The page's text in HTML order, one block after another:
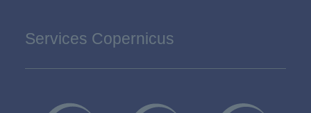
Services Copernicus